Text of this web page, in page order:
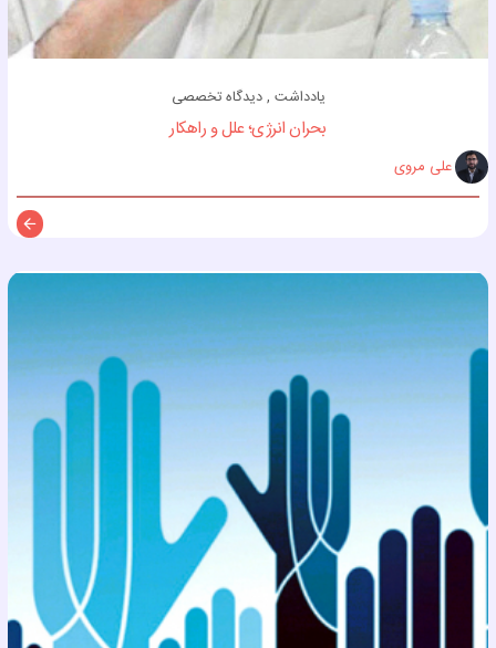
یادداشت , دیدگاه تخصصی
بحران انرژی؛ علل و راهکار
علی مروی